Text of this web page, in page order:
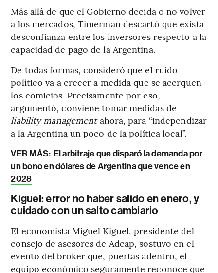
Más allá de que el Gobierno decida o no volver
a los mercados, Timerman descartó que exista
desconfianza entre los inversores respecto a la
capacidad de pago de la Argentina.
De todas formas, consideró que el ruido
político va a crecer a medida que se acerquen
los comicios. Precisamente por eso,
argumentó, conviene tomar medidas de
liability managementahora, para “independizar
a la Argentina un poco de la política local”.
VER MÁS: El arbitraje que disparó la demanda por
un bono en dólares de Argentina que vence en
2028
Kiguel: error no haber salido en enero, y
cuidado con un salto cambiario
El economista Miguel Kiguel, presidente del
consejo de asesores de Adcap, sostuvo en el
evento del broker que, puertas adentro, el
equipo económico seguramente reconoce que